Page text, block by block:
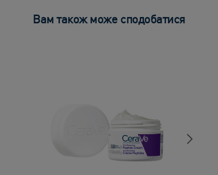
Вам також може сподобатися